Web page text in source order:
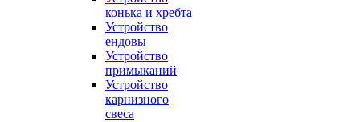
конька и хребта
Устройство
ендовы
Устройство
примыканий
Устройство
карнизного
свеса